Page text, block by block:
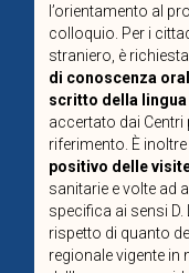
l’orientamento al
colloquio. Per i
straniero, è
di conoscenza
scritto della lingua
accertato dai Centri
riferimento. È
positivo delle
sanitarie e volte ad
specifica ai sensi D.
rispetto di quanto
regionale vigente in